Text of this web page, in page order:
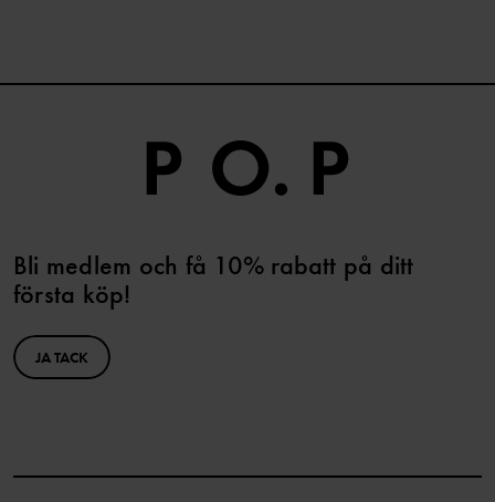
Bli medlem och få 10% rabatt på ditt
första köp!
JA TACK